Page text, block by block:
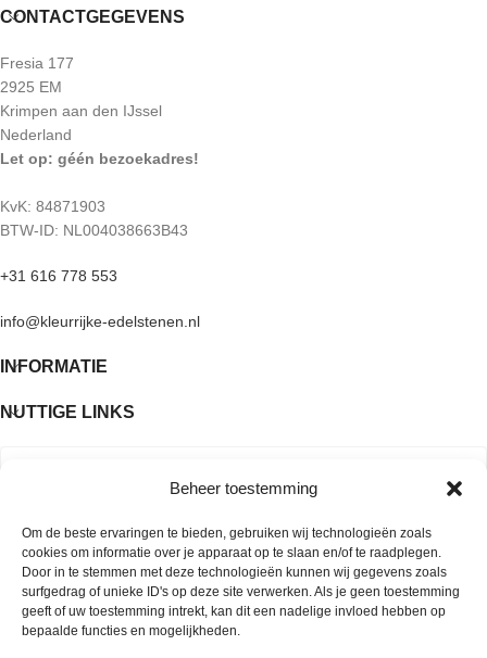
Beheer toestemming
Om de beste ervaringen te bieden, gebruiken wij technologieën zoals
cookies om informatie over je apparaat op te slaan en/of te raadplegen.
Door in te stemmen met deze technologieën kunnen wij gegevens zoals
surfgedrag of unieke ID's op deze site verwerken. Als je geen toestemming
geeft of uw toestemming intrekt, kan dit een nadelige invloed hebben op
bepaalde functies en mogelijkheden.
CONTACTGEGEVENS
Fresia 177
2925 EM
Krimpen aan den IJssel
Nederland
Let op: géén bezoekadres!
KvK: 84871903
BTW-ID: NL004038663B43
+31 616 778 553
info@kleurrijke-edelstenen.nl
INFORMATIE
NUTTIGE LINKS